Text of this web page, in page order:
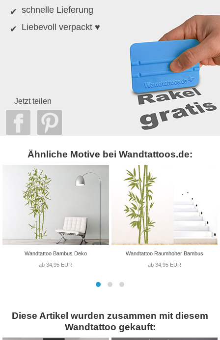
schnelle Lieferung
Liebevoll verpackt ♥
Jetzt teilen
Ähnliche Motive bei Wandtattoos.de:
Wandtattoo Bambus Deko
ab 34,95 EUR
Wandtattoo Raumhoher Bambus
ab 34,95 EUR
Diese Artikel wurden zusammen mit diesem
Wandtattoo gekauft: